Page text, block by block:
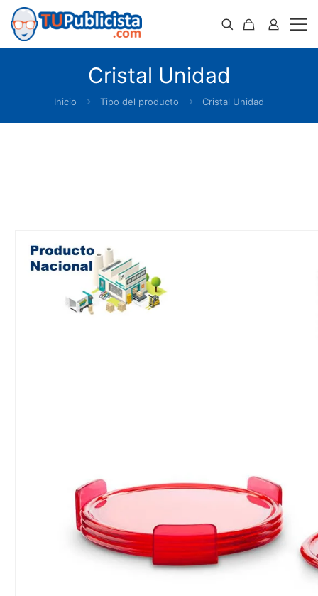
Cristal Unidad
Inicio Tipo del producto Cristal Unidad